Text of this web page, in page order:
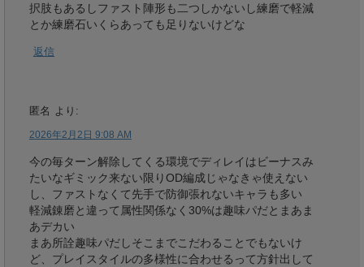
択肢もあるしファスト陣形も二つしかないし練磨で軽減
とか練磨石いくらあっても足りないけどな
返信
匿名 より:
2026年2月2日 9:08 AM
今の毎ターン解除してくる環境でディレイはビーナスみ
たいなギミック来ない限りOD編成じゃなきゃ使えない
し、ファストなくて先手で防御張れないキャラも多い
軽減錬磨と違って属性関係なく30%は趣味パだとまあま
あデカい
まあ所詮趣味パだしそこまでこだわることでもないけ
ど、プレイスタイルの多様性に合わせるって方針出して